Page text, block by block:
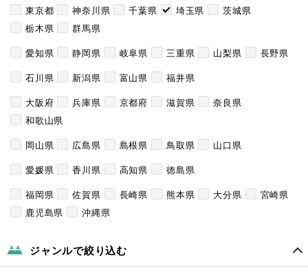
東京都
神奈川県 千葉県 埼玉県
茨城県
栃木県
群馬県
愛知県
静岡県 岐阜県 三重県 山梨県
長野県
石川県
新潟県 富山県
福井県
大阪府
兵庫県 京都府 滋賀県
奈良県
和歌山県
岡山県
広島県 島根県 鳥取県
山口県
愛媛県
香川県 高知県
徳島県
福岡県
佐賀県 長崎県 熊本県 大分県
宮崎県
鹿児島県
沖縄県
ジャンルで絞り込む